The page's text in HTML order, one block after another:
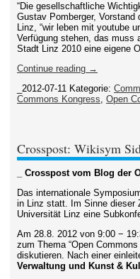
“Die gesellschaftliche
Gustav Pomberger,
Linz, “wir leben mit youtube
Verfügung stehen, das muss
Stadt Linz 2010 eine eigene
Continue reading →
_2012-07-11 Kategorie:
Commons Kongress, Open
Crosspost: Wikisym
_ Crosspost vom Blog der
Das internationale
in Linz statt. Im Sinne dieser
Universität Linz eine
Am 28.8. 2012 von 9:00 −
zum Thema “Open
diskutieren. Nach einer
Verwaltung und Kunst &